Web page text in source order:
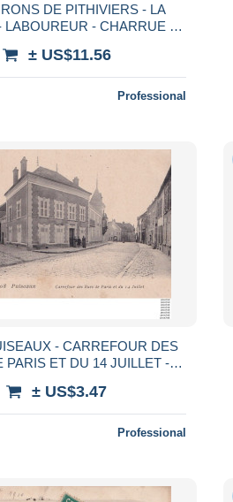
DE PITHIVIERS - LA
LABOUREUR - CHARRUE -
P. BARBIER - 2 SCANS
± US$11.56
Professional
- CARREFOUR DES
PARIS ET DU 14 JUILLET -
± US$3.47
Professional